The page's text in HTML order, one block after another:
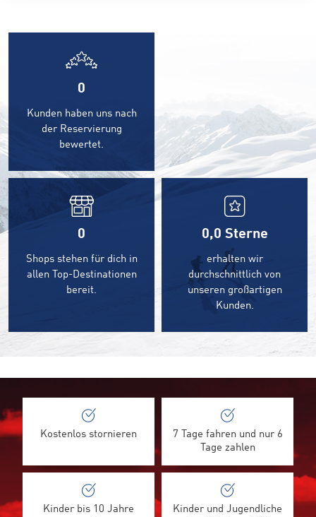
0
Kunden haben uns nach
der Reservierung
bewertet.
0
Shops stehen für dich in
allen Top-Destinationen
bereit.
0,0 Sterne
erhalten wir
durchschnittlich von
unseren großartigen
Kunden.
Kostenlos stornieren
7 Tage fahren und nur 6
Tage zahlen
Kinder bis 10 Jahre
Kinder und Jugendliche